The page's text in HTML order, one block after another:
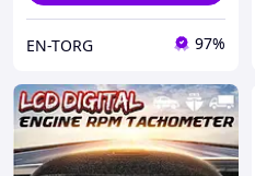
EN-TORG 97%